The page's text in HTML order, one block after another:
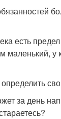
есть
маленький, у
за день